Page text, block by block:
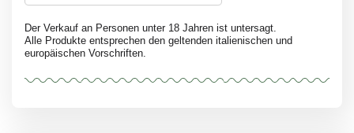
Der Verkauf an Personen unter 18 Jahren ist untersagt.
Alle Produkte entsprechen den geltenden italienischen und
europäischen Vorschriften.